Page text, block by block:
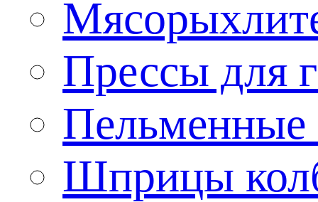
Прессы для
Пельменные
Шприцы